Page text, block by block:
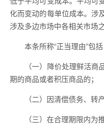
化而变动的每单位成本。涉
涉及多边市场中各相关市场
本条所称“正当理由”包括
（一）降价处理鲜活商
期的商品或者积压商品的；
（二）因清偿债务、转产
（三）在合理期限内为推